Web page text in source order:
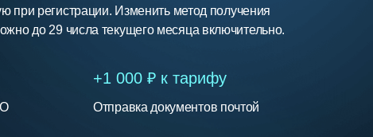
при регистрации. Изменить метод получения
до 29 числа текущего месяца включительно.
+1 000 ₽ к тарифу
Отправка документов почтой